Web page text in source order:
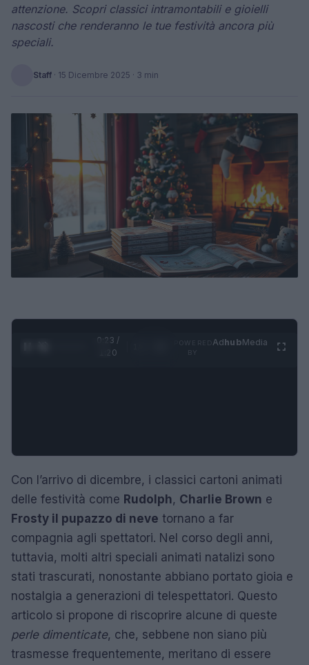
attenzione. Scopri classici intramontabili e gioielli
nascosti che renderanno le tue festività ancora più
speciali.
Staff · 15 Dicembre 2025 · 3 min
0:24 /
1:20
AdhubMedia
Con l’arrivo di dicembre, i classici cartoni animati
delle festività come Rudolph, Charlie Brown e
Frosty il pupazzo di neve tornano a far
compagnia agli spettatori. Nel corso degli anni,
tuttavia, molti altri speciali animati natalizi sono
stati trascurati, nonostante abbiano portato gioia e
nostalgia a generazioni di telespettatori. Questo
articolo si propone di riscoprire alcune di queste
perle dimenticate, che, sebbene non siano più
trasmesse frequentemente, meritano di essere